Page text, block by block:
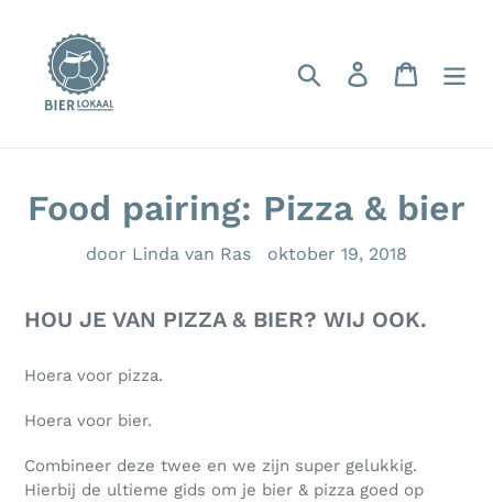
inhoud
Zoeken Aanmelden
Food pairing: Pizza & bier
door Linda van Ras oktober 19, 2018
HOU JE VAN PIZZA & BIER? WIJ OOK.
Hoera voor pizza.
Hoera voor bier.
Combineer deze twee en we zijn super gelukkig.
Hierbij de ultieme gids om je bier & pizza goed op